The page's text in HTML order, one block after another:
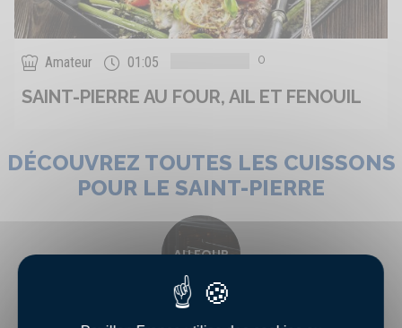
Amateur 01:05 0
SAINT-PIERRE AU FOUR, AIL ET FENOUIL
DÉCOUVREZ TOUTES LES CUISSONS
POUR LE SAINT-PIERRE
AU FOUR